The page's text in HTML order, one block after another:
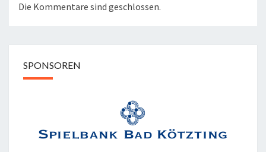
Die Kommentare sind geschlossen.
SPONSOREN